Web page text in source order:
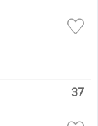
37